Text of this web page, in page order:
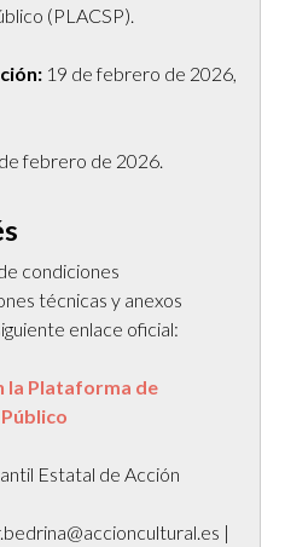
(PLACSP).
19 de febrero de 2026,
febrero de 2026.
condiciones
técnicas y anexos
enlace oficial:
la Plataforma de
Estatal de Acción
|